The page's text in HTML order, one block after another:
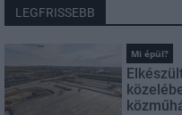
LEGFRISSEBB
Mi épül?